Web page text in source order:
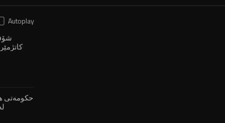
Autoplay
حکومەتی